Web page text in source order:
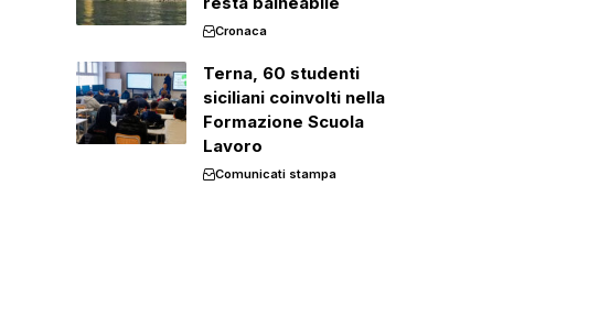
Cronaca
Terna, 60 studenti
siciliani coinvolti nella
Formazione Scuola
Lavoro
Comunicati stampa